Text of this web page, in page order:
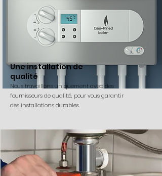
Une installation de
qualité
Nous travaillons uniquement avec des
fournisseurs de qualité, pour vous garantir
des installations durables.